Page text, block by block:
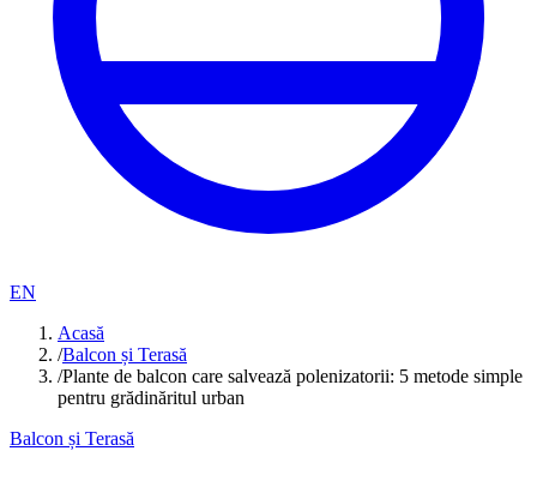
EN
Acasă
/Balcon și Terasă
/Plante de balcon care salvează polenizatorii: 5 metode simple
pentru grădinăritul urban
Balcon și Terasă